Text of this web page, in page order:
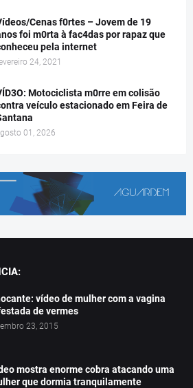
Cenas f0rtes – Jovem de 19
foi m0rta à fac4das por rapaz que
pela internet
24, 2021
Motociclista m0rre em colisão
veículo estacionado em Feira de
01, 2026
vídeo de mulher com a vagina
de vermes
23, 2015
mostra enorme cobra atacando uma
que dormia tranquilamente